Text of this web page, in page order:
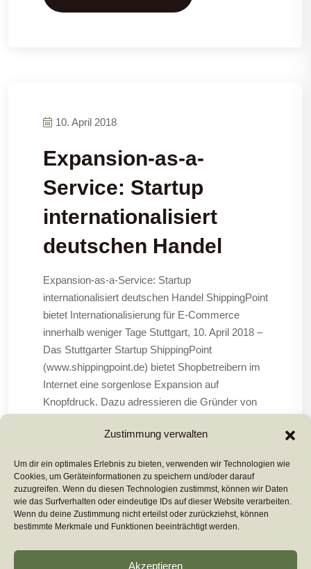
Zustimmung verwalten
Um dir ein optimales Erlebnis zu bieten, verwenden wir Technologien wie
Cookies, um Geräteinformationen zu speichern und/oder darauf
zuzugreifen. Wenn du diesen Technologien zustimmst, können wir Daten
wie das Surfverhalten oder eindeutige IDs auf dieser Website verarbeiten.
Wenn du deine Zustimmung nicht erteilst oder zurückziehst, können
bestimmte Merkmale und Funktionen beeinträchtigt werden.
Akzeptieren
10. April 2018
Expansion-as-a-
Service: Startup
internationalisiert
deutschen Handel
Expansion-as-a-Service: Startup
internationalisiert deutschen Handel ShippingPoint
bietet Internationalisierung für E-Commerce
innerhalb weniger Tage Stuttgart, 10. April 2018 –
Das Stuttgarter Startup ShippingPoint
(www.shippingpoint.de) bietet Shopbetreibern im
Internet eine sorgenlose Expansion auf
Knopfdruck. Dazu adressieren die Gründer von
sowie Russland und
Mehr Lesen ...